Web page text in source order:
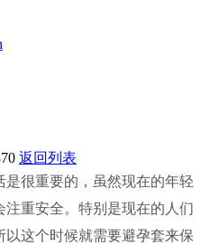
返回列表
很重要的，虽然现在的年轻
重安全。特别是现在的人们
这个时候就需要避孕套来保